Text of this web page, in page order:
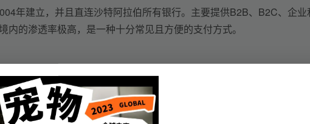
年建立，并且直连沙特阿拉伯所有银行。主要提供B2B、B2C、企业
的渗透率极高，是一种十分常见且方便的支付方式。